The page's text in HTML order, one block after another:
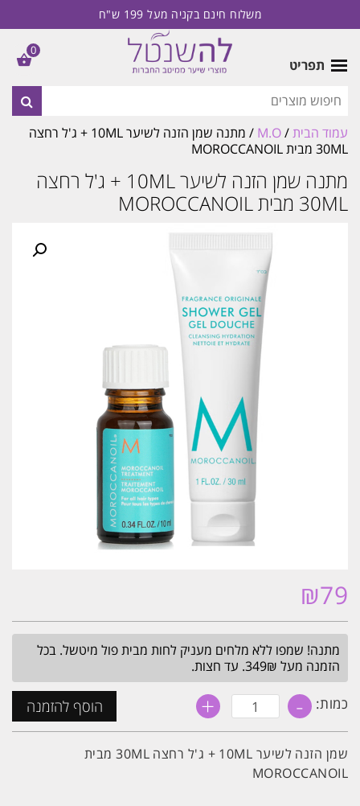
משלוח חינם בקניה מעל 199 ש"ח
תפריט
עמוד הבית/
M.O
/ מתנה שמן הזנה לשיער 10ML + ג'ל רחצה
30ML מבית MOROCCANOIL
מתנה שמן הזנה לשיער 10ML + ג'ל רחצה
30ML מבית MOROCCANOIL
₪79
מתנה! שמפו ללא מלחים מעניק לחות מבית פול מיטשל. בכל
הזמנה מעל 349₪. עד חצות.
כמות: - כמות
של
הזנה
לשיער
10ML
+ הוסף להזמנה
שמן הזנה לשיער 10ML + ג'ל רחצה 30ML מבית
MOROCCANOIL
0